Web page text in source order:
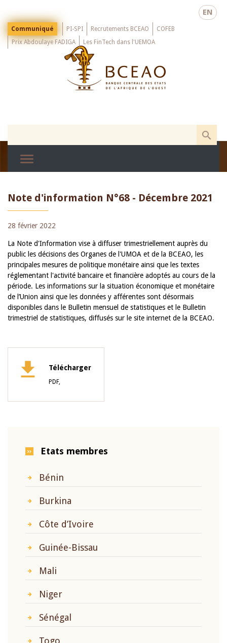
main
EN
Menu
Top
Communiqué PI-SPI Recrutements BCEAO
COFEB
Prix Abdoulaye FADIGA
Les FinTech dans l'UEMOA
Note d'information N°68 - Décembre 2021
28 février 2022
La Note d'Information vise à diffuser trimestriellement auprès du
public les décisions des Organes de l'UMOA et de la BCEAO, les
principales mesures de politique monétaire ainsi que les textes
réglementant l'activité bancaire et financière adoptés au cours de la
période. Les informations sur la situation économique et monétaire
de l’Union ainsi que les données y afférentes sont désormais
disponibles dans le Bulletin mensuel de statistiques et le Bulletin
trimestriel de statistiques, diffusés sur le site internet de la BCEAO.
Télécharger
PDF,
Etats membres
Bénin
Burkina
Côte d’Ivoire
Guinée-Bissau
Mali
Niger
Sénégal
Togo